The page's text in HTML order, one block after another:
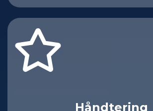
Håndtering